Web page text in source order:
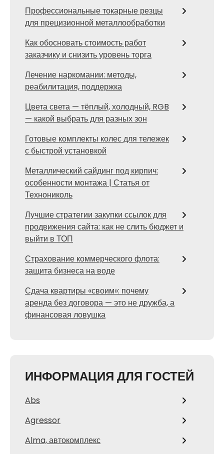
Профессиональные токарные резцы
для прецизионной металлообработки
Как обосновать стоимость работ
заказчику и снизить уровень торга
Лечение наркомании: методы,
реабилитация, поддержка
Цвета света — тёплый, холодный, RGB
— какой выбрать для разных зон
Готовые комплекты колес для тележек
с быстрой установкой
Металлический сайдинг под кирпич:
особенности монтажа | Статья от
Технониколь
Лучшие стратегии закупки ссылок для
продвижения сайта: как не слить бюджет и
выйти в ТОП
Страхование коммерческого флота:
защита бизнеса на воде
Сдача квартиры «своим»: почему
аренда без договора — это не дружба, а
финансовая ловушка
ИНФОРМАЦИЯ ДЛЯ ГОСТЕЙ
Abs
Agressor
Alma, автокомплекс